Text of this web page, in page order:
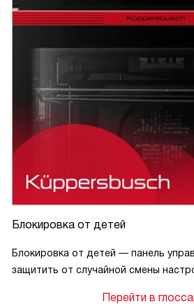
Блокировка от детей
Блокировка от детей — панель
защитить от случайной смены
Перейти в